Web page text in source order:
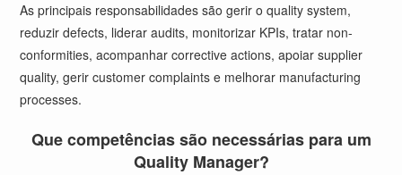
As principais responsabilidades são gerir o quality system,
reduzir defects, liderar audits, monitorizar KPIs, tratar non-
conformities, acompanhar corrective actions, apoiar supplier
quality, gerir customer complaints e melhorar manufacturing
processes.
Que competências são necessárias para um
Quality Manager?